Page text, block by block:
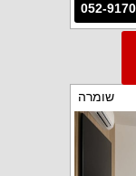
052-
שומרה